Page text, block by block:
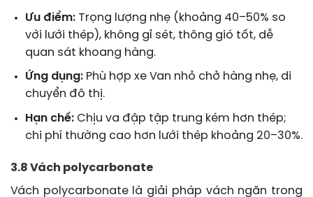
Ưu điểm:Trọng lượng nhẹ (khoảng 40–50% so
với lưới thép), không gỉ sét, thông gió tốt, dễ
quan sát khoang hàng.
Ứng dụng:Phù hợp xe Van nhỏ chở hàng nhẹ, di
chuyển đô thị.
Hạn chế:Chịu va đập tập trung kém hơn thép;
chi phí thường cao hơn lưới thép khoảng 20–30%.
3.8 Vách polycarbonate
Vách polycarbonate là giải pháp vách ngăn trong